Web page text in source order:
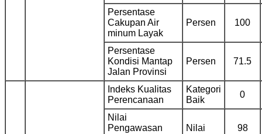
Persentase
Cakupan Air
minum Layak
Persen 100
Persentase
Kondisi Mantap
Jalan Provinsi
Persen 71.5
Indeks Kualitas
Perencanaan
Kategori
Baik
0
Nilai
Pengawasan
Nilai 98